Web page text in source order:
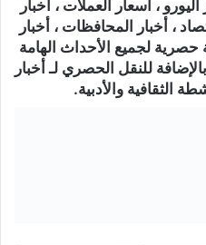
، أسعار العملات ، أخبار
، أخبار المحافظات ، أخبار
حصرية لجميع الأحداث الهامة
للنقل الحصري لـ أخبار
الثقافية والأدبية.